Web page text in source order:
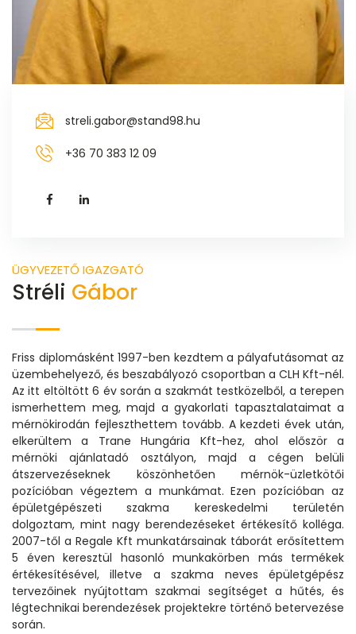
streli.gabor@stand98.hu
+36 70 383 12 09
ÜGYVEZETŐ IGAZGATÓ
Stréli Gábor
Friss diplomásként 1997-ben kezdtem a pályafutásomat az
üzembehelyező, és beszabályozó csoportban a CLH Kft-nél.
Az itt eltöltött 6 év során a szakmát testközelből, a terepen
ismerhettem meg, majd a gyakorlati tapasztalataimat a
mérnökirodán fejleszthettem tovább. A kezdeti évek után,
elkerültem a Trane Hungária Kft-hez, ahol először a
mérnöki ajánlatadó osztályon, majd a cégen belüli
átszervezéseknek köszönhetően mérnök-üzletkötői
pozícióban végeztem a munkámat. Ezen pozícióban az
épületgépészeti szakma kereskedelmi területén
dolgoztam, mint nagy berendezéseket értékesítő kolléga.
2007-től a Regale Kft munkatársainak táborát erősítettem
5 éven keresztül hasonló munkakörben más termékek
értékesítésével, illetve a szakma neves épületgépész
tervezőinek nyújtottam szakmai segítséget a hűtés, és
légtechnikai berendezések projektekre történő betervezése
során.